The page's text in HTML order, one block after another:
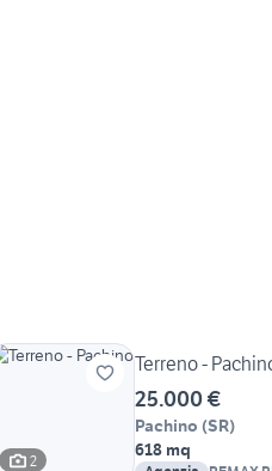
2
Terreno -
25.000 €
Pachino (SR)
618 mq